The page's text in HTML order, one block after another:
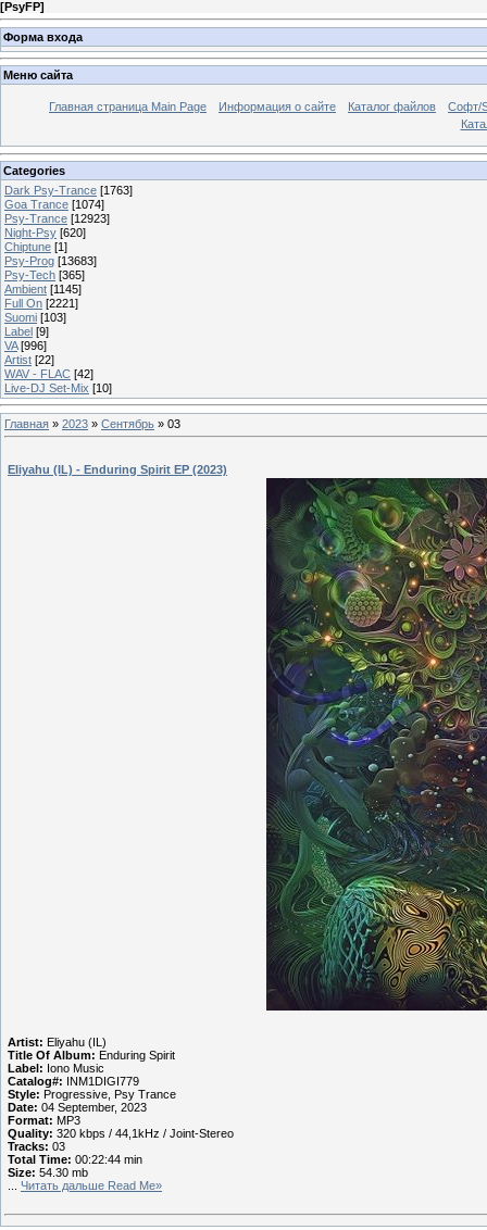
[PsyFP]
Форма входа
Меню сайта
Главная страница Main Page Информация о сайте Каталог файлов
Софт/
Categories
Dark Psy-Trance [1763]
Goa Trance [1074]
Psy-Trance [12923]
Night-Psy [620]
Chiptune [1]
Psy-Prog [13683]
Psy-Tech [365]
Ambient [1145]
Full On [2221]
Suomi [103]
Label [9]
VA [996]
Artist [22]
WAV - FLAC [42]
Live-DJ Set-Mix [10]
Главная » 2023 » Сентябрь » 03
Eliyahu (IL) - Enduring Spirit EP (2023)
Artist: Eliyahu (IL)
Title Of Album: Enduring Spirit
Label: Iono Music
Catalog#: INM1DIGI779
Style: Progressive, Psy Trance
Date: 04 September, 2023
Format: MP3
Quality: 320 kbps / 44,1kHz / Joint-Stereo
Tracks: 03
Total Time: 00:22:44 min
Size: 54.30 mb
Читать дальше Read Me»